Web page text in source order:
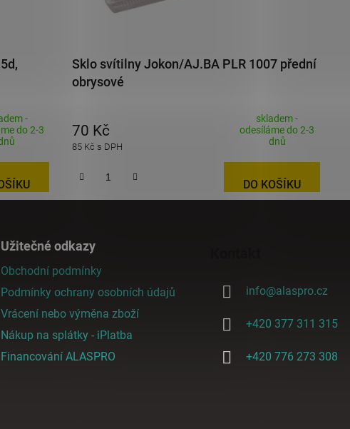
-
do 2-3
Sklo svítilny Jokon/AJ.BA PLR 1007 přední
obrysové
85 Kč s DPH
70 Kč
skladem -
odesíláme do 2-3
dnů
DO KOŠÍKU
Užitečné odkazy
Obchodní podmínky
Podmínky ochrany osobních údajů
Vrácení nebo výměna zboží
Nákup na splátky - iPlatba
Financování ALASPRO
info@alaspro.cz
+420 377 311 315
+420 776 273 308